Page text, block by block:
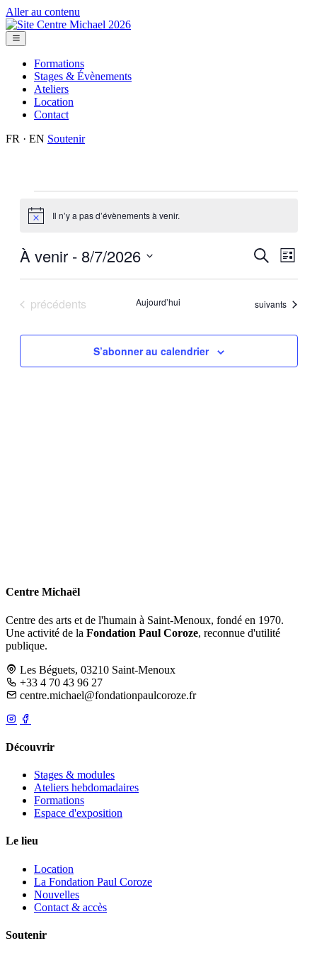
Aller au contenu
Formations
Stages & Évènements
Ateliers
Location
Contact
FR · EN Soutenir
Notice Il n’y a pas d’évènements à venir.
de
vues
Recherche
vues
Liste
À venir - 8/7/2026
date.Évènements
précédents Aujourd’hui Évènements
suivants
S’abonner au calendrier
Centre Michaël
Centre des arts et de l'humain à Saint-Menoux, fondé en 1970.
Une activité de la Fondation Paul Coroze, reconnue d'utilité
publique.
Les Béguets, 03210 Saint-Menoux
+33 4 70 43 96 27
centre.michael@fondationpaulcoroze.fr
Découvrir
Stages & modules
Ateliers hebdomadaires
Formations
Espace d'exposition
Le lieu
Location
La Fondation Paul Coroze
Nouvelles
Contact & accès
Soutenir